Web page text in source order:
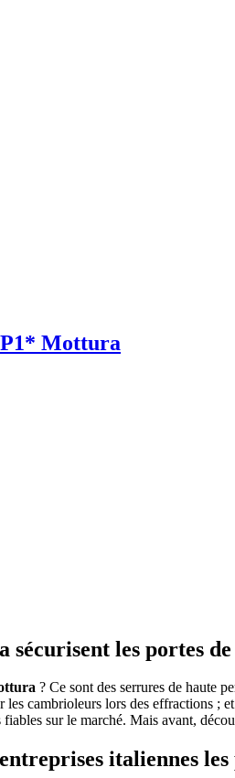
Mottura
les portes
? Ce sont des serrures de haute
les cambrioleurs lors des effractions ;
fiables sur le marché. Mais avant,
italiennes les